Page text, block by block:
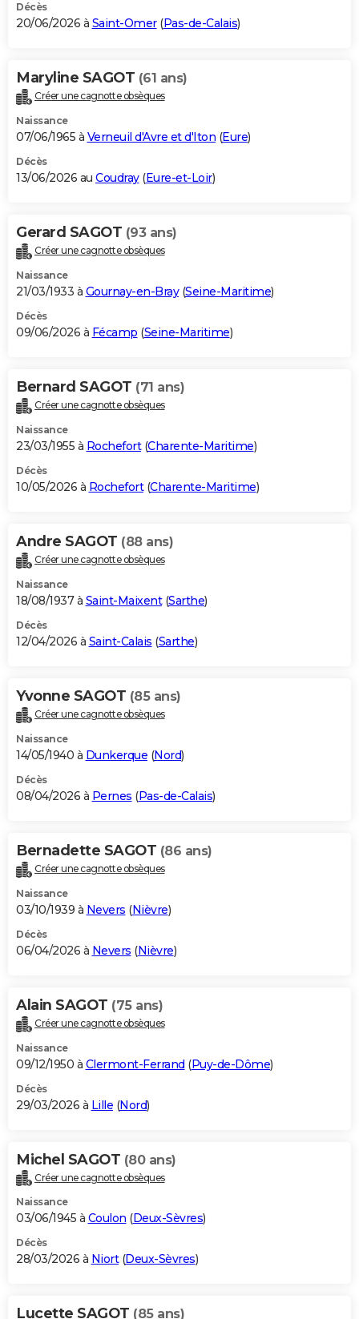
Décès
20/06/2026 à Saint-Omer(Pas-de-Calais)
Maryline SAGOT (61 ans)
Créer une cagnotte obsèques
Naissance
07/06/1965 à Verneuil d'Avre et d'Iton (Eure)
Décès
13/06/2026 au Coudray(Eure-et-Loir)
Gerard SAGOT (93 ans)
Créer une cagnotte obsèques
Naissance
21/03/1933 à Gournay-en-Bray(Seine-Maritime)
Décès
09/06/2026 à Fécamp (Seine-Maritime)
Bernard SAGOT (71 ans)
Créer une cagnotte obsèques
Naissance
23/03/1955 à Rochefort(Charente-Maritime)
Décès
10/05/2026 à Rochefort(Charente-Maritime)
Andre SAGOT (88 ans)
Créer une cagnotte obsèques
Naissance
18/08/1937 à Saint-Maixent(Sarthe)
Décès
12/04/2026 à Saint-Calais (Sarthe)
Yvonne SAGOT (85 ans)
Créer une cagnotte obsèques
Naissance
14/05/1940 à Dunkerque (Nord)
Décès
08/04/2026 à Pernes (Pas-de-Calais)
Bernadette SAGOT (86 ans)
Créer une cagnotte obsèques
Naissance
03/10/1939 à Nevers (Nièvre)
Décès
06/04/2026 à Nevers (Nièvre)
Alain SAGOT (75 ans)
Créer une cagnotte obsèques
Naissance
09/12/1950 à Clermont-Ferrand (Puy-de-Dôme)
Décès
29/03/2026 à Lille (Nord)
Michel SAGOT (80 ans)
Créer une cagnotte obsèques
Naissance
03/06/1945 à Coulon (Deux-Sèvres)
Décès
28/03/2026 à Niort(Deux-Sèvres)
Lucette SAGOT (85 ans)